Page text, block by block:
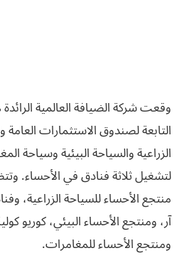
وقعت شركة الضيافة العالمية
التابعة لصندوق الاستثمارات
الزراعية والسياحة البيئية وسياحة
لتشغيل ثلاثة فنادق في الأحساء.
منتجع الأحساء للسياحة الزراعية،
آر، ومنتجع الأحساء البيئي، كوريو
ومنتجع الأحساء للمغامرات.